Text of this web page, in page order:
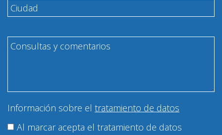
Información sobre el tratamiento de datos
Al marcar acepta el tratamiento de datos